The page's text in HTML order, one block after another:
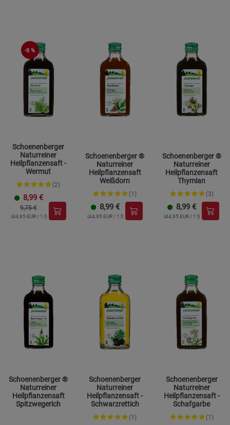
-8 %
Schoenenberger
Naturreiner
Heilpflanzensaft -
Wermut
(2)
8,99 €
9,75 €
(44,95 EUR / 1 l)
Schoenenberger ®
Naturreiner
Heilpflanzensaft
Weißdorn
(1)
8,99 €
(44,95 EUR / 1 l)
Schoenenberger ®
Naturreiner
Heilpflanzensaft
Thymian
(3)
8,99 €
(44,95 EUR / 1 l)
Schoenenberger ®
Naturreiner
Heilpflanzensaft
Spitzwegerich
Schoenenberger
Naturreiner
Heilpflanzensaft -
Schwarzrettich
(1)
Schoenenberger
Naturreiner
Heilpflanzensaft -
Schafgarbe
(1)